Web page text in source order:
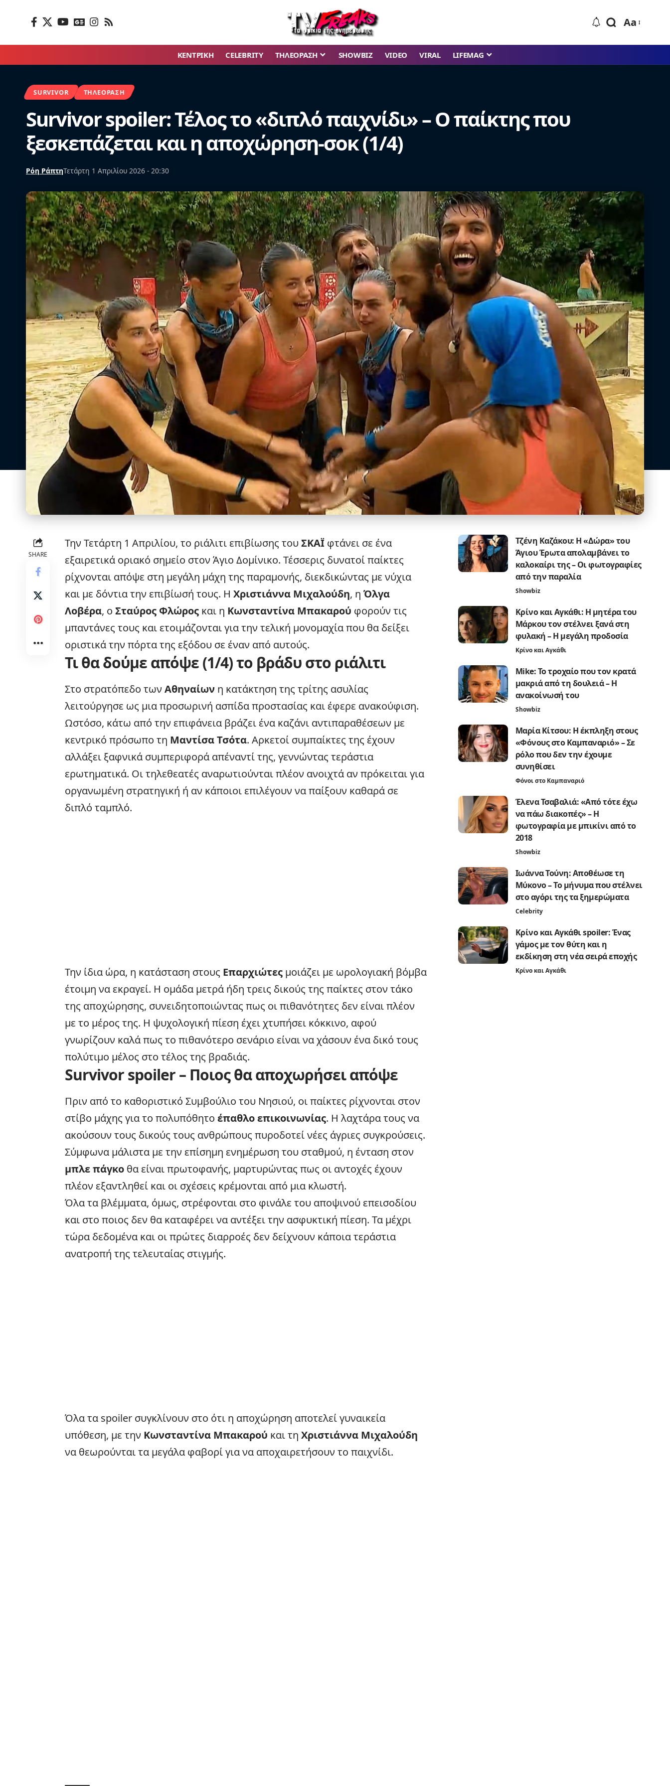
Aa
ΚΕΝΤΡΙΚΗ CELEBRITY ΤΗΛΕΟΡΑΣΗ SHOWBIZ VIDEO VIRAL LIFEMAG
SURVIVOR ΤΗΛΕΌΡΑΣΗ
Survivor spoiler: Τέλος το «διπλό παιχνίδι» – Ο παίκτης που
ξεσκεπάζεται και η αποχώρηση-σοκ (1/4)
Ρόη ΡάπτηΤετάρτη 1 Απριλίου 2026 - 20:30
SHARE
Την Τετάρτη 1 Απριλίου, το ριάλιτι επιβίωσης τουΣΚΑΪ φτάνει σε ένα
εξαιρετικά οριακό σημείο στον Άγιο Δομίνικο. Τέσσερις δυνατοί παίκτες
ρίχνονται απόψε στη μεγάλη μάχη της παραμονής, διεκδικώντας με νύχια
και με δόντια την επιβίωσή τους. Η Χριστιάννα Μιχαλούδη, η Όλγα
Λοβέρα, ο Σταύρος Φλώρος και η Κωνσταντίνα Μπακαρού φορούν τις
μπαντάνες τους και ετοιμάζονται για την τελική μονομαχία που θα δείξει
οριστικά την πόρτα της εξόδου σε έναν από αυτούς.
Τι θα δούμε απόψε (1/4) το βράδυ στο ριάλιτι
Στο στρατόπεδο των Αθηναίων η κατάκτηση της τρίτης ασυλίας
λειτούργησε ως μια προσωρινή ασπίδα προστασίας και έφερε ανακούφιση.
Ωστόσο, κάτω από την επιφάνεια βράζει ένα καζάνι αντιπαραθέσεων με
κεντρικό πρόσωπο τη Μαντίσα Τσότα. Αρκετοί συμπαίκτες της έχουν
αλλάξει ξαφνικά συμπεριφορά απέναντί της, γεννώντας τεράστια
ερωτηματικά. Οι τηλεθεατές αναρωτιούνται πλέον ανοιχτά αν πρόκειται για
οργανωμένη στρατηγική ή αν κάποιοι επιλέγουν να παίξουν καθαρά σε
διπλό ταμπλό.
Την ίδια ώρα, η κατάσταση στους Επαρχιώτες μοιάζει με ωρολογιακή βόμβα
έτοιμη να εκραγεί. Η ομάδα μετρά ήδη τρεις δικούς της παίκτες στον τάκο
της αποχώρησης, συνειδητοποιώντας πως οι πιθανότητες δεν είναι πλέον
με το μέρος της. Η ψυχολογική πίεση έχει χτυπήσει κόκκινο, αφού
γνωρίζουν καλά πως το πιθανότερο σενάριο είναι να χάσουν ένα δικό τους
πολύτιμο μέλος στο τέλος της βραδιάς.
Survivor spoiler – Ποιος θα αποχωρήσει απόψε
Πριν από το καθοριστικό Συμβούλιο του Νησιού, οι παίκτες ρίχνονται στον
στίβο μάχης για το πολυπόθητο έπαθλο επικοινωνίας. Η λαχτάρα τους να
ακούσουν τους δικούς τους ανθρώπους πυροδοτεί νέες άγριες συγκρούσεις.
Σύμφωνα μάλιστα με την επίσημη ενημέρωση του σταθμού, η ένταση στον
μπλε πάγκο θα είναι πρωτοφανής, μαρτυρώντας πως οι αντοχές έχουν
πλέον εξαντληθεί και οι σχέσεις κρέμονται από μια κλωστή.
Όλα τα βλέμματα, όμως, στρέφονται στο φινάλε του αποψινού επεισοδίου
και στο ποιος δεν θα καταφέρει να αντέξει την ασφυκτική πίεση. Τα μέχρι
τώρα δεδομένα και οι πρώτες διαρροές δεν δείχνουν κάποια τεράστια
ανατροπή της τελευταίας στιγμής.
Όλα τα spoiler συγκλίνουν στο ότι η αποχώρηση αποτελεί γυναικεία
υπόθεση, με την Κωνσταντίνα Μπακαρού και τη Χριστιάννα Μιχαλούδη
να θεωρούνται τα μεγάλα φαβορί για να αποχαιρετήσουν το παιχνίδι.
Τζένη Καζάκου: Η «Δώρα» του
Άγιου Έρωτα απολαμβάνει το
καλοκαίρι της – Οι φωτογραφίες
από την παραλία
Showbiz
Κρίνο και Αγκάθι: Η μητέρα του
Μάρκου τον στέλνει ξανά στη
φυλακή – Η μεγάλη προδοσία
Κρίνο και Αγκάθι
Mike: Το τροχαίο που τον κρατά
μακριά από τη δουλειά – Η
ανακοίνωσή του
Showbiz
Μαρία Κίτσου: Η έκπληξη στους
«Φόνους στο Καμπαναριό» – Σε
ρόλο που δεν την έχουμε
συνηθίσει
Φόνοι στο Καμπαναριό
Έλενα Τσαβαλιά: «Από τότε έχω
να πάω διακοπές» – Η
φωτογραφία με μπικίνι από το
2018
Showbiz
Ιωάννα Τούνη: Αποθέωσε τη
Μύκονο – Το μήνυμα που στέλνει
στο αγόρι της τα ξημερώματα
Celebrity
Κρίνο και Αγκάθι spoiler: Ένας
γάμος με τον θύτη και η
εκδίκηση στη νέα σειρά εποχής
Κρίνο και Αγκάθι